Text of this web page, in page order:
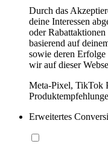
Durch das
deine Interessen
oder
basierend auf
sowie deren
wir auf dieser
Meta-Pixel, TikTok
Erweitertes